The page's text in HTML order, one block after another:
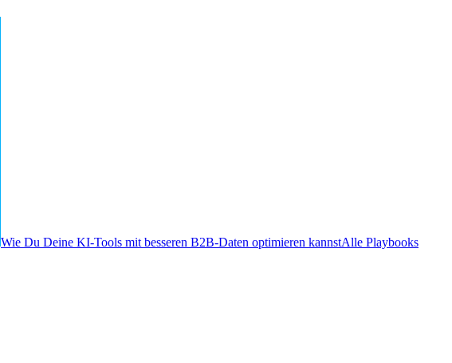
Wie Du Deine KI-Tools mit besseren B2B-Daten optimieren kannstAlle Playbooks